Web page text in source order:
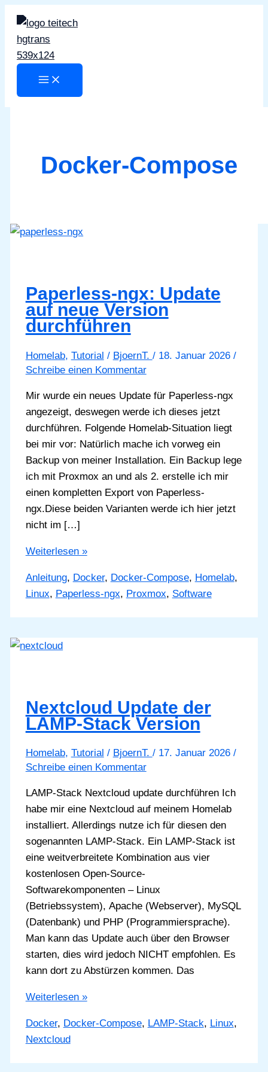
Zum
Inhalt
springen
Docker-Compose
Paperless-ngx: Update
auf neue Version
durchführen
Homelab, Tutorial / BjoernT. / 18. Januar 2026 /
Schreibe einen Kommentar
Mir wurde ein neues Update für Paperless-ngx
angezeigt, deswegen werde ich dieses jetzt
durchführen. Folgende Homelab-Situation liegt
bei mir vor: Natürlich mache ich vorweg ein
Backup von meiner Installation. Ein Backup lege
ich mit Proxmox an und als 2. erstelle ich mir
einen kompletten Export von Paperless-
ngx.Diese beiden Varianten werde ich hier jetzt
nicht im […]
Paperless-
Update
auf
neue
durchführen
Weiterlesen »
Anleitung, Docker, Docker-Compose, Homelab,
Linux, Paperless-ngx, Proxmox, Software
Nextcloud Update der
LAMP-Stack Version
Homelab, Tutorial / BjoernT. / 17. Januar 2026 /
Schreibe einen Kommentar
LAMP-Stack Nextcloud update durchführen Ich
habe mir eine Nextcloud auf meinem Homelab
installiert. Allerdings nutze ich für diesen den
sogenannten LAMP-Stack. Ein LAMP-Stack ist
eine weitverbreitete Kombination aus vier
kostenlosen Open-Source-
Softwarekomponenten – Linux
(Betriebssystem), Apache (Webserver), MySQL
(Datenbank) und PHP (Programmiersprache).
Man kann das Update auch über den Browser
starten, dies wird jedoch NICHT empfohlen. Es
kann dort zu Abstürzen kommen. Das
Nextcloud
der
LAMP-
Stack
Weiterlesen »
Docker, Docker-Compose, LAMP-Stack, Linux,
Nextcloud